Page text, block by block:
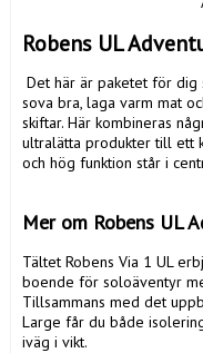
Robens UL
sova bra, laga varm mat
skiftar. Här kombineras
ultralätta produkter till ett
och hög funktion står i
Mer om Robens UL
Tältet Robens Via 1 UL
boende för soloäventyr
Tillsammans med det
Large får du både
iväg i vikt.